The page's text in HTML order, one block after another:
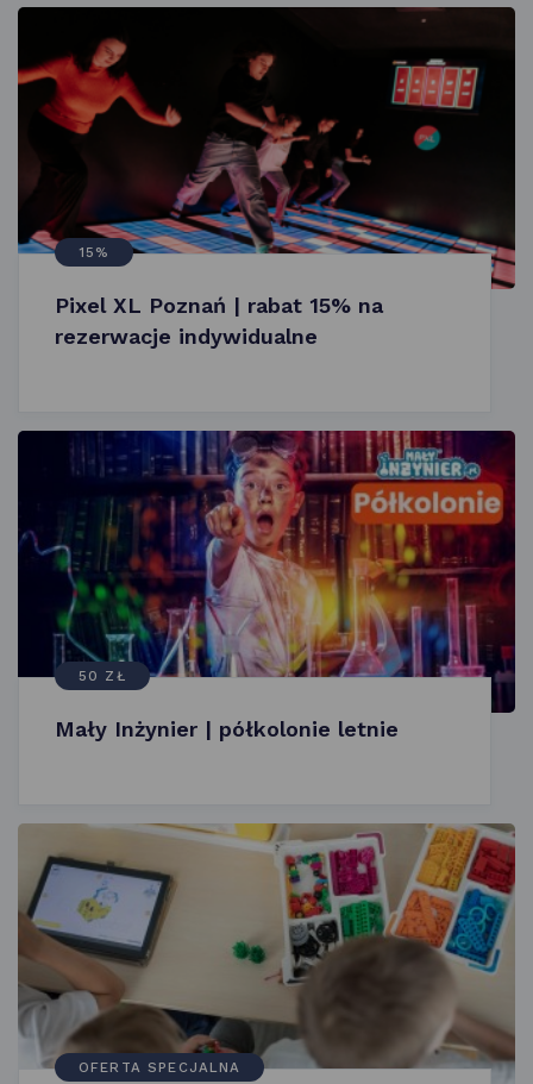
15%
Pixel XL Poznań | rabat 15% na
rezerwacje indywidualne
50 ZŁ
Mały Inżynier | półkolonie letnie
OFERTA SPECJALNA